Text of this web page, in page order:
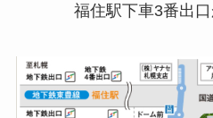
福住駅下車3番出